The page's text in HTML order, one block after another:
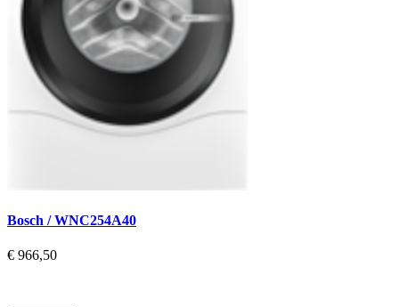
Bosch / WNC254A40
€ 966,50